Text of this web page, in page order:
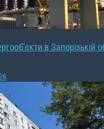
в Запорізькій